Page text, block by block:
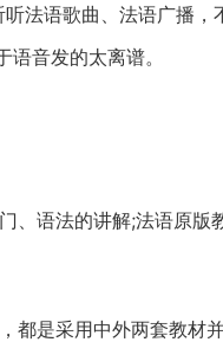
法语歌曲、法语广播，
语音发的太离谱。
、语法的讲解;法语原版
都是采用中外两套教材